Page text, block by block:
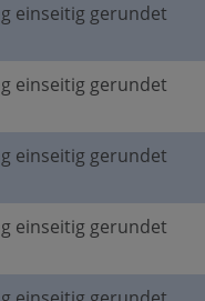
einseitig gerundet
einseitig gerundet
einseitig gerundet
einseitig gerundet